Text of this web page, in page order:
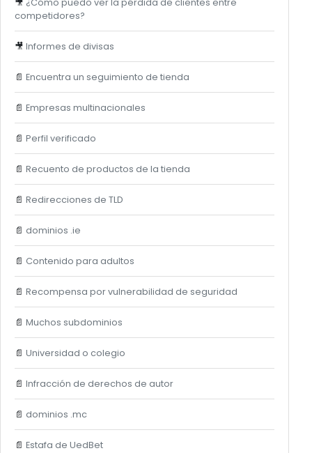
🎥 ¿Cómo puedo ver la pérdida de clientes entre
competidores?
🎥 Informes de divisas
📄 Encuentra un seguimiento de tienda
📄 Empresas multinacionales
📄 Perfil verificado
📄 Recuento de productos de la tienda
📄 Redirecciones de TLD
📄 dominios .ie
📄 Contenido para adultos
📄 Recompensa por vulnerabilidad de seguridad
📄 Muchos subdominios
📄 Universidad o colegio
📄 Infracción de derechos de autor
📄 dominios .mc
📄 Estafa de UedBet